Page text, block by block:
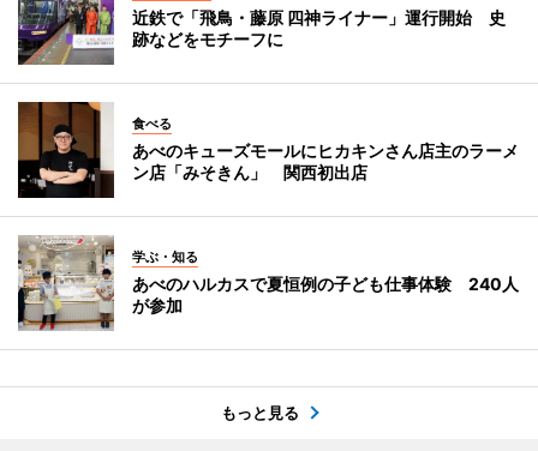
近鉄で「飛鳥・藤原 四神ライナー」運行開始 史
跡などをモチーフに
食べる
あべのキューズモールにヒカキンさん店主のラーメ
ン店「みそきん」 関西初出店
学ぶ・知る
あべのハルカスで夏恒例の子ども仕事体験 240人
が参加
もっと見る